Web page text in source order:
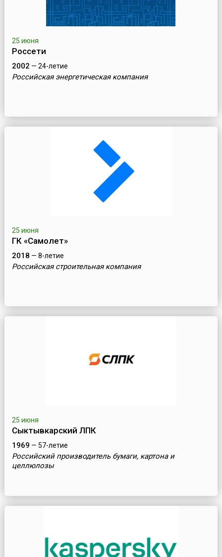
25 июня
Россети
2002 — 24-летие
Российская энергетическая компания
25 июня
ГК «Самолет»
2018 — 8-летие
Российская строительная компания
25 июня
Сыктывкарский ЛПК
1969 — 57-летие
Российский производитель бумаги, картона и
целлюлозы